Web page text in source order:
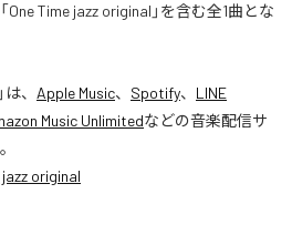
Time jazz original」を含む全1曲とな
」は、 Apple Music、 Spotify、 LINE
Music Unlimitedなどの音楽配信サ
jazz original